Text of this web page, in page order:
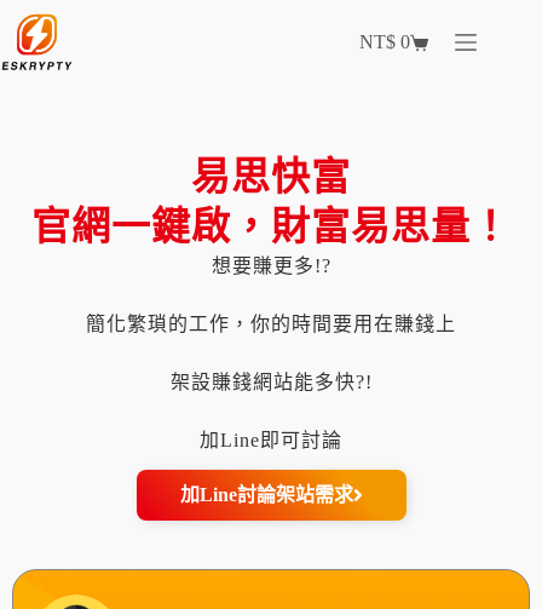
NT$ 0
易思快富
官網一鍵啟，財富易思量！
想要賺更多!?
簡化繁瑣的工作，你的時間要用在賺錢上
架設賺錢網站能多快?!
加Line即可討論
加Line討論架站需求